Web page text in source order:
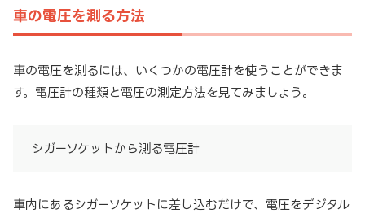
車の電圧を測る方法
車の電圧を測るには、いくつかの電圧計を使うことができま
す。電圧計の種類と電圧の測定方法を見てみましょう。
シガーソケットから測る電圧計
車内にあるシガーソケットに差し込むだけで、電圧をデジタル